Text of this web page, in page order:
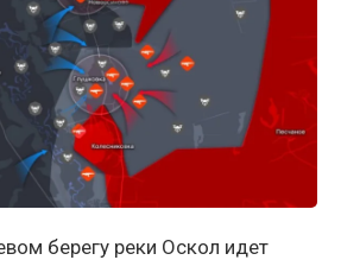
берегу реки Оскол идет